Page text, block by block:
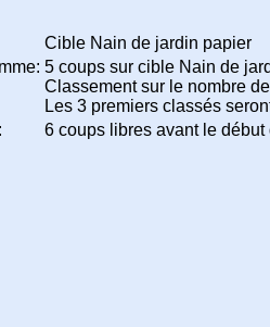
Cible Nain de jardin papier
5 coups sur cible Nain de
Classement sur le nombre
Les 3 premiers classés
6 coups libres avant le début